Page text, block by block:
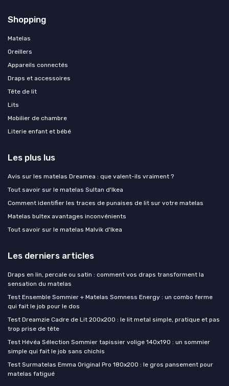
Shopping
Matelas
Oreillers
Appareils connectés
Draps et accessoires
Tête de lit
Lits
Mobilier de chambre
Literie enfant et bébé
Les plus lus
Avis sur les matelas Dreamea : que valent-ils vraiment ?
Tout savoir sur le matelas Sultan d'Ikea
Comment identifier les traces de punaises de lit sur votre matelas
Matelas bultex avantages inconvénients
Tout savoir sur le matelas Malvik d'Ikea
Les derniers articles
Draps en lin, percale ou satin : comment vos draps transforment la
sensation du matelas
Test Ensemble Sommier + Matelas Somness Energy : un combo ferme
qui fait le job pour le dos
Test Dreamzie Cadre de Lit 200x200 : le lit metal simple, pratique et pas
trop prise de tête
Test Hévéa Sélection Sommier tapissier volige 140x190 : un sommier
simple qui fait le job sans chichis
Test Surmatelas Emma Original Pro 180x200 : le gros pansement pour
matelas fatigué